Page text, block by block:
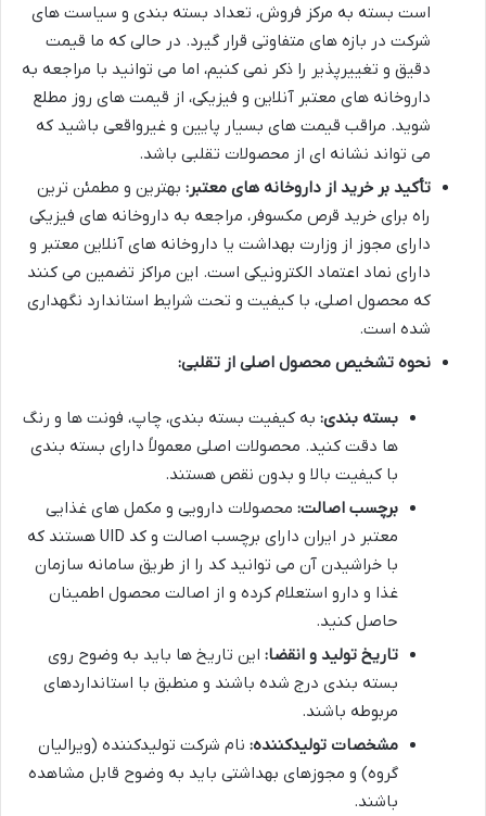
است بسته به مرکز فروش، تعداد بسته بندی و سیاست های
شرکت در بازه های متفاوتی قرار گیرد. در حالی که ما قیمت
دقیق و تغییرپذیر را ذکر نمی کنیم، اما می توانید با مراجعه به
داروخانه های معتبر آنلاین و فیزیکی، از قیمت های روز مطلع
شوید. مراقب قیمت های بسیار پایین و غیرواقعی باشید که
می تواند نشانه ای از محصولات تقلبی باشد.
تأکید بر خرید از داروخانه های معتبر: بهترین و مطمئن ترین
راه برای خرید قرص مکسوفر، مراجعه به داروخانه های فیزیکی
دارای مجوز از وزارت بهداشت یا داروخانه های آنلاین معتبر و
دارای نماد اعتماد الکترونیکی است. این مراکز تضمین می کنند
که محصول اصلی، با کیفیت و تحت شرایط استاندارد نگهداری
شده است.
نحوه تشخیص محصول اصلی از تقلبی:
بسته بندی: به کیفیت بسته بندی، چاپ، فونت ها و رنگ
ها دقت کنید. محصولات اصلی معمولاً دارای بسته بندی
با کیفیت بالا و بدون نقص هستند.
برچسب اصالت: محصولات دارویی و مکمل های غذایی
معتبر در ایران دارای برچسب اصالت و کد UID هستند که
با خراشیدن آن می توانید کد را از طریق سامانه سازمان
غذا و دارو استعلام کرده و از اصالت محصول اطمینان
حاصل کنید.
تاریخ تولید و انقضا: این تاریخ ها باید به وضوح روی
بسته بندی درج شده باشند و منطبق با استانداردهای
مربوطه باشند.
مشخصات تولیدکننده: نام شرکت تولیدکننده (ویرالیان
گروه) و مجوزهای بهداشتی باید به وضوح قابل مشاهده
باشند.